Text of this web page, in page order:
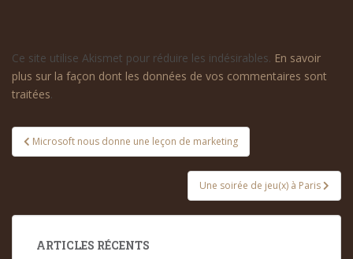
Ce site utilise Akismet pour réduire les indésirables. En savoir
plus sur la façon dont les données de vos commentaires sont
traitées.
Navigation
de
Microsoft nous donne une leçon de marketing
Une soirée de jeu(x) à Paris
ARTICLES RÉCENTS